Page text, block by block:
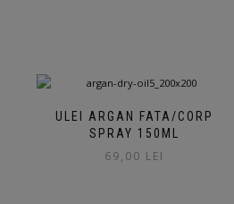
ULEI ARGAN FATA/CORP
SPRAY 150ML
69,00 LEI